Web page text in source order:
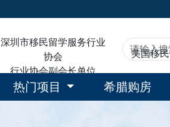
深圳市移民留学服务行业
协会
行业协会副会长单位
美国移民
热门项目 希腊购房